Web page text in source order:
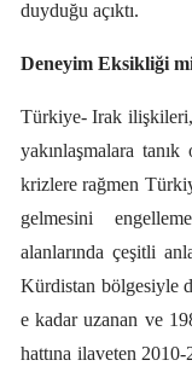
duyduğu açıktı.
Deneyim Eksikliği
Türkiye- Irak ilişkileri,
yakınlaşmalara
krizlere rağmen
gelmesini
alanlarında çeşitli
Kürdistan bölgesiyle
e kadar uzanan ve
hattına ilaveten